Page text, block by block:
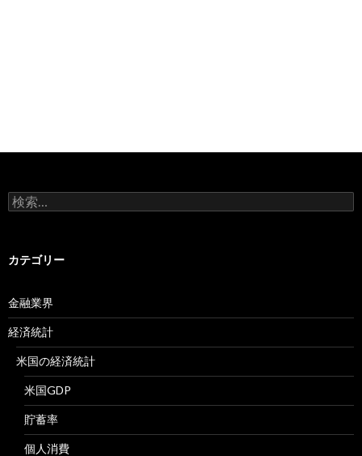
検
索:
カテゴリー
金融業界
経済統計
米国の経済統計
米国GDP
貯蓄率
個人消費